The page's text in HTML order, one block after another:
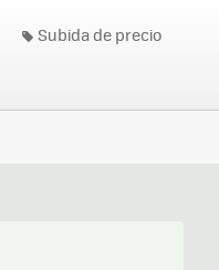
Subida de precio